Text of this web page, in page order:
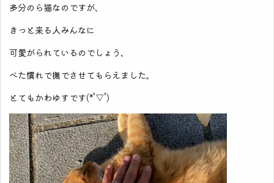
多分のら猫なのですが、
きっと来る人みんなに
可愛がられているのでしょう、
べた慣れで撫でさせてもらえました。
とてもかわゆすです(*’▽’)